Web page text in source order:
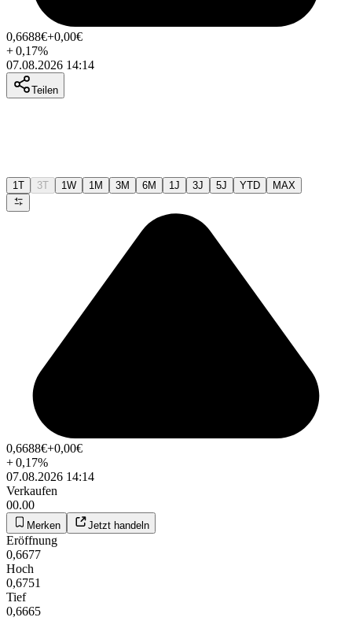
0,6688€+0,00€
+0,17%
07.08.2026 14:14
Teilen
1T 3T 1W 1M 3M 6M 1J 3J 5J YTD MAX
0,6688€+0,00€
+0,17%
07.08.2026 14:14
Verkaufen
00.00
Merken Jetzt handeln
Eröffnung
0,6677
Hoch
0,6751
Tief
0,6665